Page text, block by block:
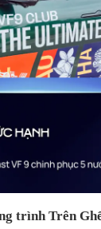
trình Trên